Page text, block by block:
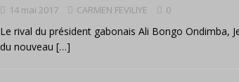
14 mai 2017 CARMEN FEVILIYE 0
Le rival du président gabonais Ali Bongo Ondimba,
du nouveau […]